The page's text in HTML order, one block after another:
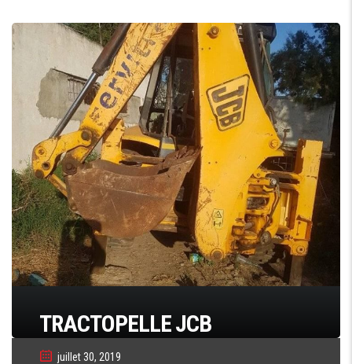
TRACTOPELLE JCB
juillet 30, 2019